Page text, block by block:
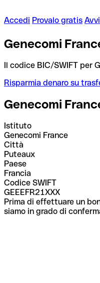
Accedi Provalo gratis
Genecomi
Il codice BIC/SWIFT per
Risparmia denaro su
Genecomi
Istituto
Genecomi France
Città
Puteaux
Paese
Francia
Codice SWIFT
GEEEFR21XXX
Prima di effettuare un
siamo in grado di